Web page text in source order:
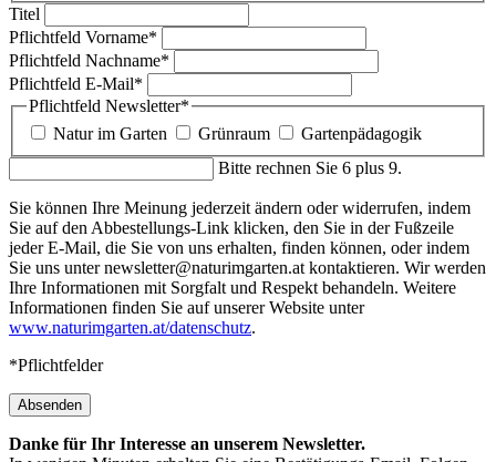
Titel
Pflichtfeld Vorname*
Pflichtfeld Nachname*
Pflichtfeld E-Mail*
Pflichtfeld Newsletter*
Natur im Garten
Grünraum
Gartenpädagogik
Bitte rechnen Sie 6 plus 9.
Sie können Ihre Meinung jederzeit ändern oder widerrufen, indem
Sie auf den Abbestellungs-Link klicken, den Sie in der Fußzeile
jeder E-Mail, die Sie von uns erhalten, finden können, oder indem
Sie uns unter newsletter@naturimgarten.at kontaktieren. Wir werden
Ihre Informationen mit Sorgfalt und Respekt behandeln. Weitere
Informationen finden Sie auf unserer Website unter
www.naturimgarten.at/datenschutz.
*Pflichtfelder
Absenden
Danke für Ihr Interesse an unserem Newsletter.